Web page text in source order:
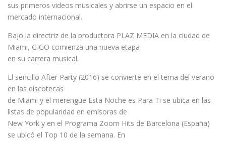
sus primeros videos musicales y abrirse un espacio en el
mercado internacional.
Bajo la directriz de la productora PLAZ MEDIA en la ciudad de
Miami, GIGO comienza una nueva etapa
en su carrera musical.
El sencillo After Party (2016) se convierte en el tema del verano
en las discotecas
de Miami y el merengue Esta Noche es Para Ti se ubica en las
listas de popularidad en emisoras de
New York y en el Programa Zoom Hits de Barcelona (España)
se ubicó el Top 10 de la semana. En